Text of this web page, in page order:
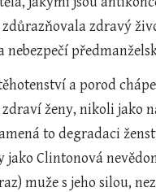
zdravý
nebezpečí
a porod
ženy, nikoli jako
to degradaci
jako Clintonová
muže s jeho silou,